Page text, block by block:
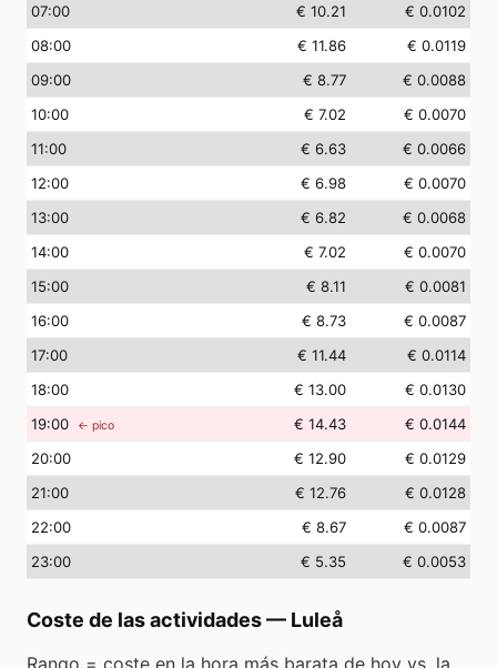
07:00 € 10.21
€ 0.0102
08:00 € 11.86
€ 0.0119
09:00 € 8.77
€ 0.0088
10:00 € 7.02
€ 0.0070
11:00 € 6.63
€ 0.0066
12:00 € 6.98
€ 0.0070
13:00 € 6.82
€ 0.0068
14:00 € 7.02
€ 0.0070
15:00 € 8.11
€ 0.0081
16:00 € 8.73
€ 0.0087
17:00 € 11.44
€ 0.0114
18:00 € 13.00
€ 0.0130
19:00 ← pico € 14.43
€ 0.0144
20:00 € 12.90
€ 0.0129
21:00 € 12.76
€ 0.0128
22:00 € 8.67
€ 0.0087
23:00 € 5.35 € 0.0053
Coste de las actividades— Luleå
Rango = coste en la hora más barata de hoy vs. la